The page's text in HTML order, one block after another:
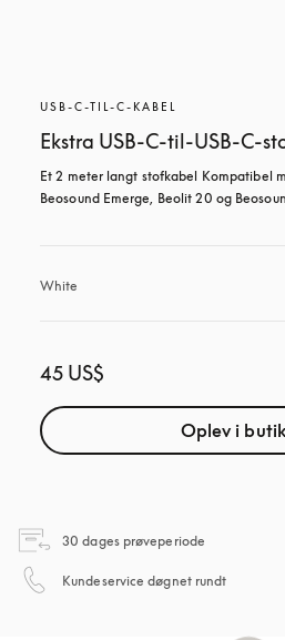
USB-C-TIL-C-KABEL
Ekstra USB-C-til-USB-C-
Et 2 meter langt stofkabel Kompatibel
Beosound Emerge, Beolit 20 og
White
45 US$
Oplev i
30 dages prøveperiode
Kundeservice døgnet rundt